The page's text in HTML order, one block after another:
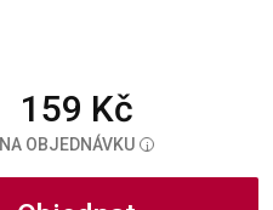
159 Kč
NA OBJEDNÁVKU i